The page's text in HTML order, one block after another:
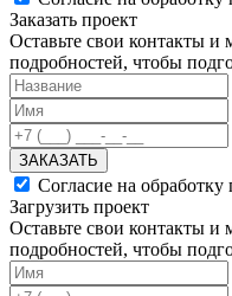
Заказать проект
Оставьте свои контакты
подробностей, чтобы
ЗАКАЗАТЬ
Согласие на
Загрузить проект
Оставьте свои контакты
подробностей, чтобы